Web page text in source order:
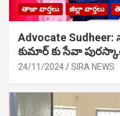
తాజా వార్తలు జిల్లా వార్తలు
Advocate
కుమార్ కు సేవా
24/11/2024 SIRA NEWS